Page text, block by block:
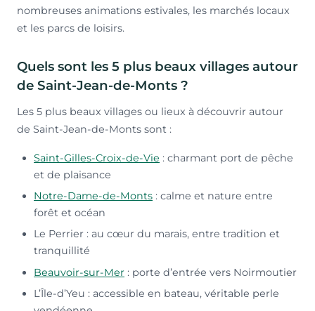
nombreuses animations estivales, les marchés locaux
et les parcs de loisirs.
Quels sont les 5 plus beaux villages autour
de Saint-Jean-de-Monts ?
Les 5 plus beaux villages ou lieux à découvrir autour
de Saint-Jean-de-Monts sont :
Saint-Gilles-Croix-de-Vie : charmant port de pêche
et de plaisance
Notre-Dame-de-Monts : calme et nature entre
forêt et océan
Le Perrier : au cœur du marais, entre tradition et
tranquillité
Beauvoir-sur-Mer : porte d’entrée vers Noirmoutier
L’Île-d’Yeu : accessible en bateau, véritable perle